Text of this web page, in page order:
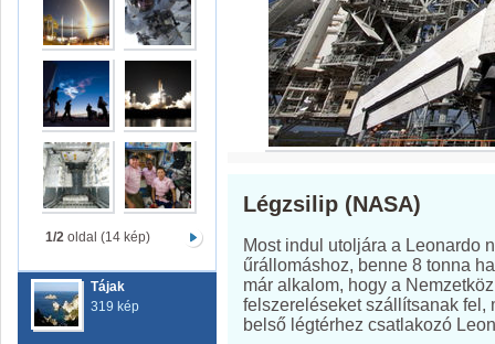
1/2oldal (14 kép)
Tájak
319 kép
Légzsilip (NASA)
Most indul utoljára a Leonardo
űrállomáshoz, benne 8 tonna
már alkalom, hogy a
felszereléseket szállítsanak
belső légtérhez csatlakozó